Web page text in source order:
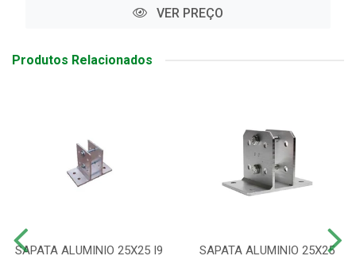
VER PREÇO
Produtos Relacionados
SAPATA ALUMINIO 25X25 I9 SAPATA ALUMINIO 25X25